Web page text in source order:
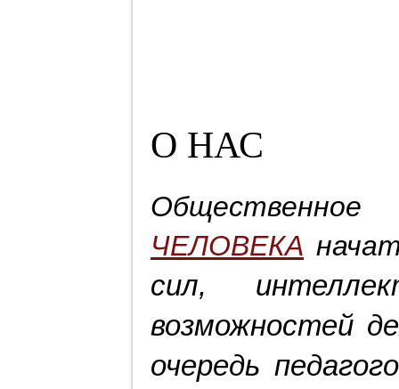
О НАС
ЧЕЛОВЕКА
сил,
возможностей
очередь